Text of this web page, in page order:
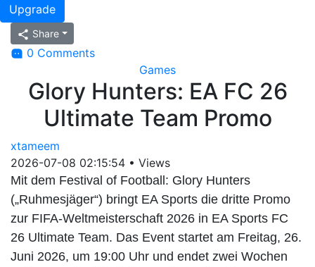
Upgrade
Share
0 Comments
Games
Glory Hunters: EA FC 26
Ultimate Team Promo
xtameem
2026-07-08 02:15:54 • Views
Mit dem Festival of Football: Glory Hunters
(„Ruhmesjäger“) bringt EA Sports die dritte Promo
zur FIFA-Weltmeisterschaft 2026 in EA Sports FC
26 Ultimate Team. Das Event startet am Freitag, 26.
Juni 2026, um 19:00 Uhr und endet zwei Wochen